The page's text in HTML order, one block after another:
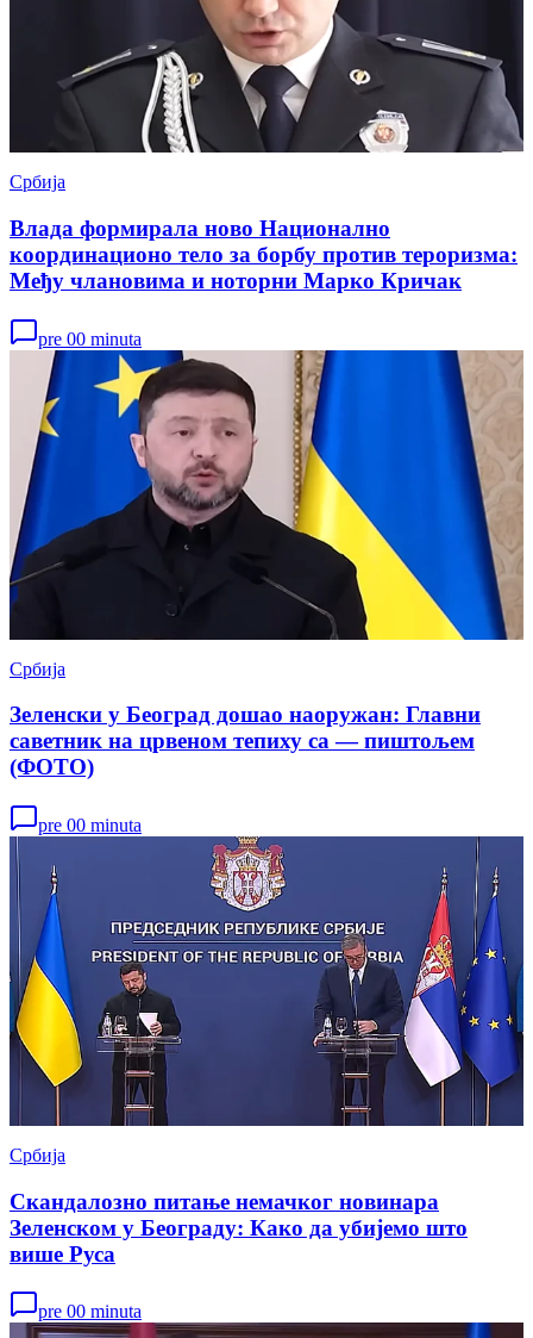
Србија
Влада формирала ново Национално
координационо тело за борбу против тероризма:
Међу члановима и ноторни Марко Кричак
pre 00 minuta
Србија
Зеленски у Београд дошао наоружан: Главни
саветник на црвеном тепиху са — пиштољем
(ФОТО)
pre 00 minuta
Србија
Скандалозно питање немачког новинара
Зеленском у Београду: Како да убијемо што
више Руса
pre 00 minuta